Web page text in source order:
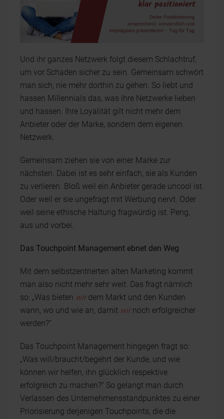
Und ihr ganzes Netzwerk folgt diesem Schlachtruf,
um vor Schaden sicher zu sein. Gemeinsam schwört
man sich, nie mehr dorthin zu gehen. So liebt und
hassen Millennials das, was ihre Netzwerke lieben
und hassen. Ihre Loyalität gilt nicht mehr dem
Anbieter oder der Marke, sondern dem eigenen
Netzwerk.
Gemeinsam ziehen sie von einer Marke zur
nächsten. Dabei ist es sehr einfach, sie als Kunden
zu verlieren. Bloß weil ein Anbieter gerade uncool ist.
Oder weil er sie ungefragt mit Werbung nervt. Oder
weil seine ethische Haltung fragwürdig ist. Peng,
aus und vorbei.
Das Touchpoint Management ebnet den Weg
Mit dem selbstzentrierten alten Marketing kommt
man also nicht mehr sehr weit. Das fragt nämlich
so: „Was bieten wirdem Markt und den Kunden
wann, wo und wie an, damit wirnoch erfolgreicher
werden?“
Das Touchpoint Management hingegen fragt so:
„Was will/braucht/begehrt der Kunde, und wie
können wir helfen, ihn glücklich respektive
erfolgreich zu machen?“ So gelangt man durch
Verlassen des Unternehmensstandpunktes zu einer
Priorisierung derjenigen Touchpoints, die die